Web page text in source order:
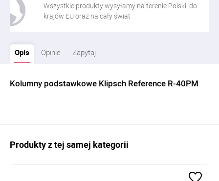
Wszystkie produkty wysyłamy na terenie Polski, do
krajów EU oraz na cały świat
Opis Opinie Zapytaj
Kolumny podstawkowe Klipsch Reference R-40PM
Produkty z tej samej kategorii